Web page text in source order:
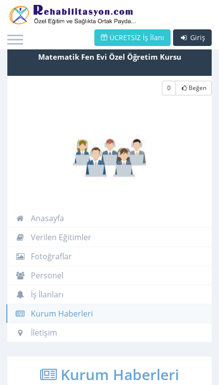
Giriş
ÜCRETSİZ İş İlanı
Matematik Fen Evi Özel Öğretim Kursu
0 Beğen
Anasayfa
Verilen Eğitimler
Fotoğraflar
Personel
İş İlanları
Kurum Haberleri
İletişim
Kurum Haberleri